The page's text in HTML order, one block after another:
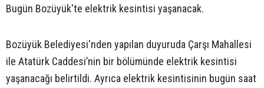
Bugün Bozüyük'te elektrik kesintisi yaşanacak.
Bozüyük Belediyesi'nden yapılan duyuruda Çarşı Mahallesi
ile Atatürk Caddesi’nin bir bölümünde elektrik kesintisi
yaşanacağı belirtildi. Ayrıca elektrik kesintisinin bugün saat